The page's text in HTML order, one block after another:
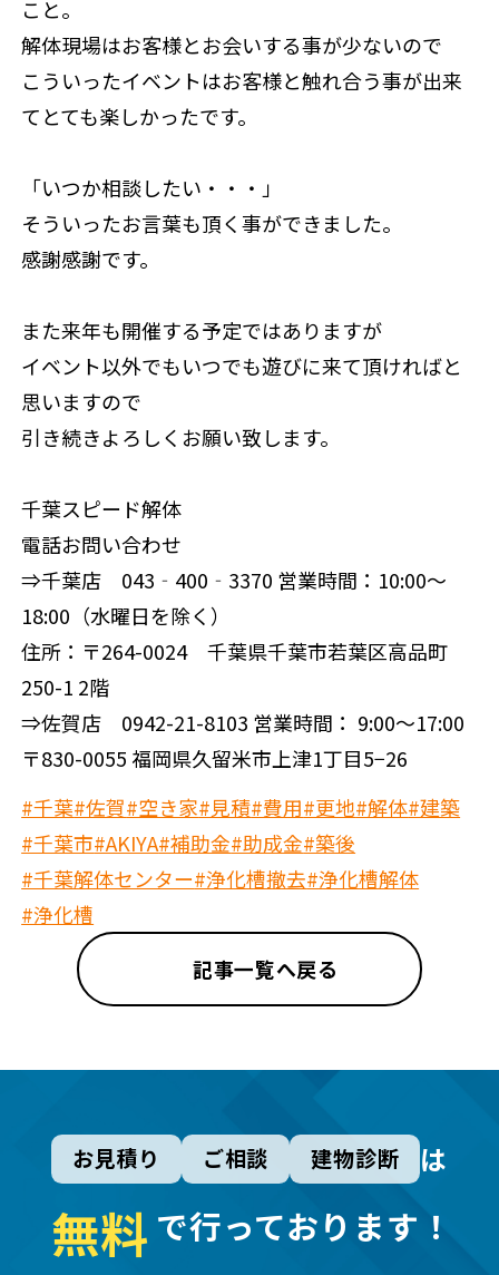
こと。
解体現場はお客様とお会いする事が少ないので
こういったイベントはお客様と触れ合う事が出来
てとても楽しかったです。
「いつか相談したい・・・」
そういったお言葉も頂く事ができました。
感謝感謝です。
また来年も開催する予定ではありますが
イベント以外でもいつでも遊びに来て頂ければと
思いますので
引き続きよろしくお願い致します。
千葉スピード解体
電話お問い合わせ
⇒千葉店 043‐400‐3370 営業時間：10:00～
18:00（水曜日を除く）
住所：〒264-0024 千葉県千葉市若葉区高品町
250-1 2階
⇒佐賀店 0942-21-8103 営業時間： 9:00～17:00
〒830-0055 福岡県久留米市上津1丁目5−26
#千葉#佐賀#空き家#見積#費用#更地#解体#建築
#千葉市#AKIYA#補助金#助成金#築後
#千葉解体センター#浄化槽撤去#浄化槽解体
#浄化槽
記事一覧へ戻る
お見積り ご相談 建物診断 は
無料 で行っております！